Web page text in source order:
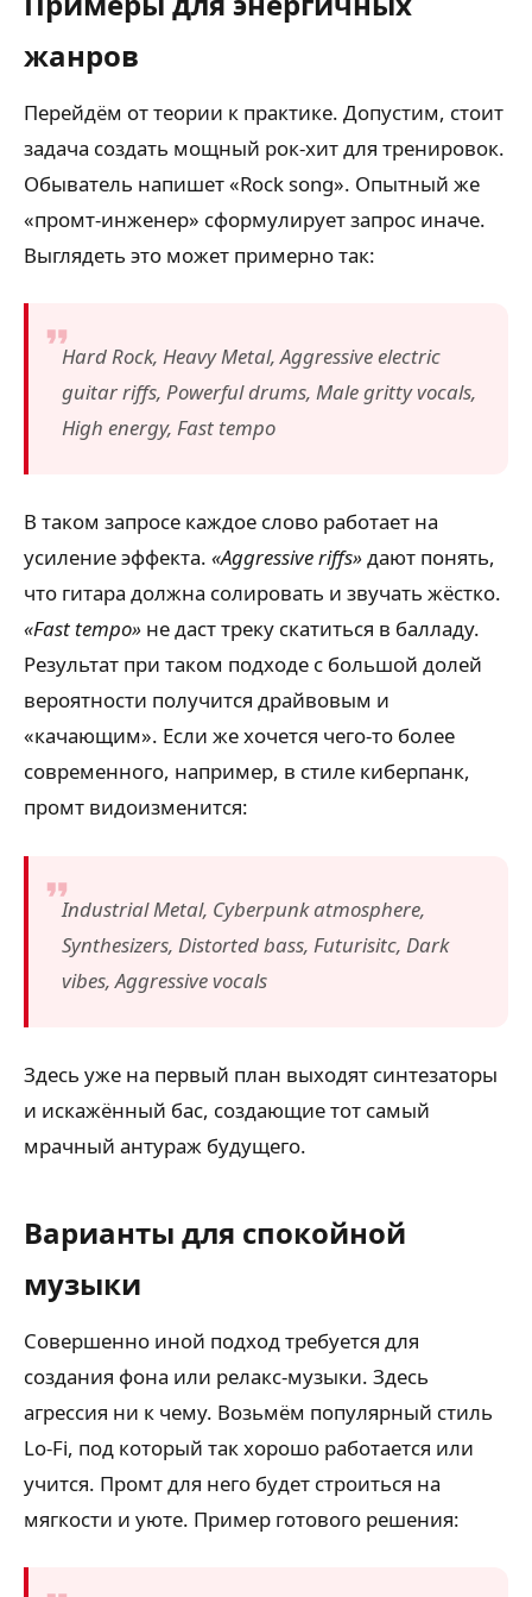
жанров
Перейдём от теории к практике. Допустим, стоит
задача создать мощный рок-хит для тренировок.
Обыватель напишет «Rock song». Опытный же
«промт-инженер» сформулирует запрос иначе.
Выглядеть это может примерно так:
Hard Rock, Heavy Metal, Aggressive electric
guitar riffs, Powerful drums, Male gritty vocals,
High energy, Fast tempo
В таком запросе каждое слово работает на
усиление эффекта. «Aggressive riffs»дают понять,
что гитара должна солировать и звучать жёстко.
«Fast tempo» не даст треку скатиться в балладу.
Результат при таком подходе с большой долей
вероятности получится драйвовым и
«качающим». Если же хочется чего-то более
современного, например, в стиле киберпанк,
промт видоизменится:
Industrial Metal, Cyberpunk atmosphere,
Synthesizers, Distorted bass, Futurisitc, Dark
vibes, Aggressive vocals
Здесь уже на первый план выходят синтезаторы
и искажённый бас, создающие тот самый
мрачный антураж будущего.
Варианты для спокойной
музыки
Совершенно иной подход требуется для
создания фона или релакс-музыки. Здесь
агрессия ни к чему. Возьмём популярный стиль
Lo-Fi, под который так хорошо работается или
учится. Промт для него будет строиться на
мягкости и уюте. Пример готового решения: